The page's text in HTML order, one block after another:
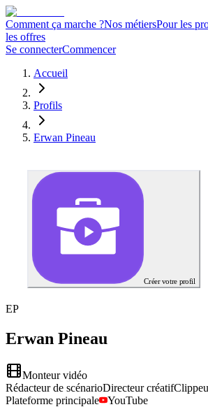
Comment ça marche ?Nos métiersPour les
les offres
Se connecterCommencer
Accueil
Profils
Erwan Pineau
Créer votre profil
EP
Erwan Pineau
Monteur vidéo
Rédacteur de scénarioDirecteur créatif
Plateforme principale
YouTube